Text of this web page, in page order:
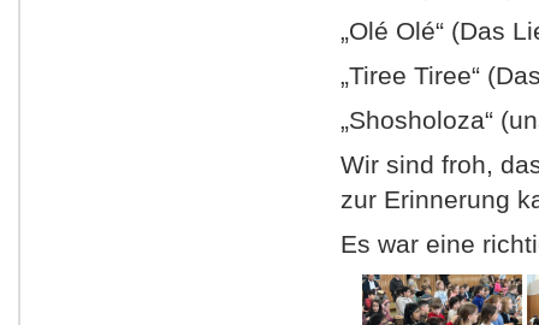
„Olé Olé“ (Das
„Tiree Tiree“
„Shosholoza“
Wir sind froh,
zur Erinnerung
Es war eine